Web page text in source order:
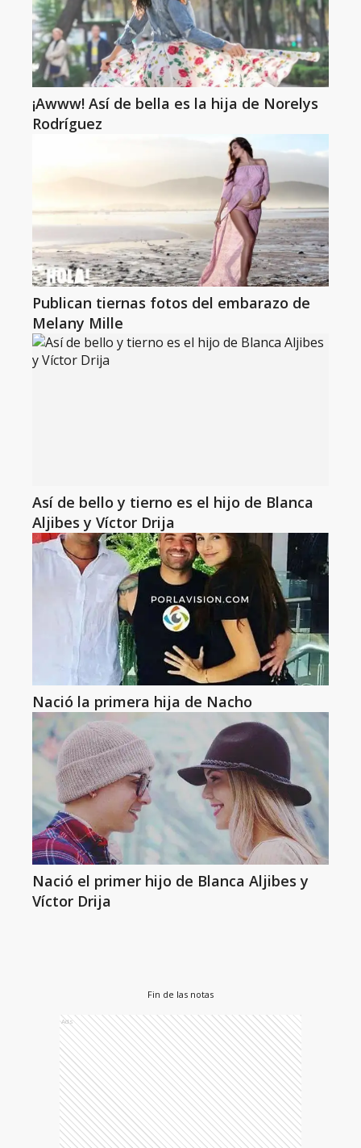
¡Awww! Así de bella es la hija de Norelys
Rodríguez
Publican tiernas fotos del embarazo de
Melany Mille
Así de bello y tierno es el hijo de Blanca
Aljibes y Víctor Drija
Nació la primera hija de Nacho
Nació el primer hijo de Blanca Aljibes y
Víctor Drija
Fin de las notas
Ads